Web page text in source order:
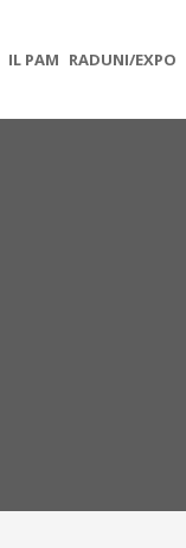
IL PAM RADUNI/EXPO